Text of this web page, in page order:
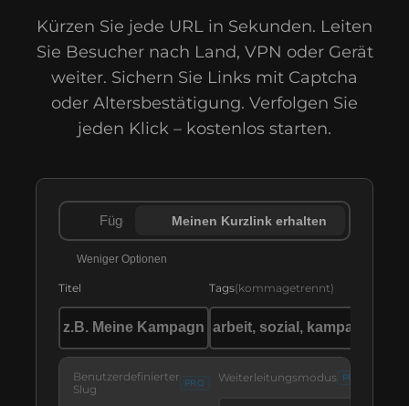
Kürzen Sie jede URL in Sekunden. Leiten
Sie Besucher nach Land, VPN oder Gerät
weiter. Sichern Sie Links mit Captcha
oder Altersbestätigung. Verfolgen Sie
jeden Klick – kostenlos starten.
Meinen Kurzlink erhalten
Weniger Optionen
Titel Tags( kommagetrennt)
Benutzerdefinierter
Slug
PRO Weiterleitungsmodus PRO